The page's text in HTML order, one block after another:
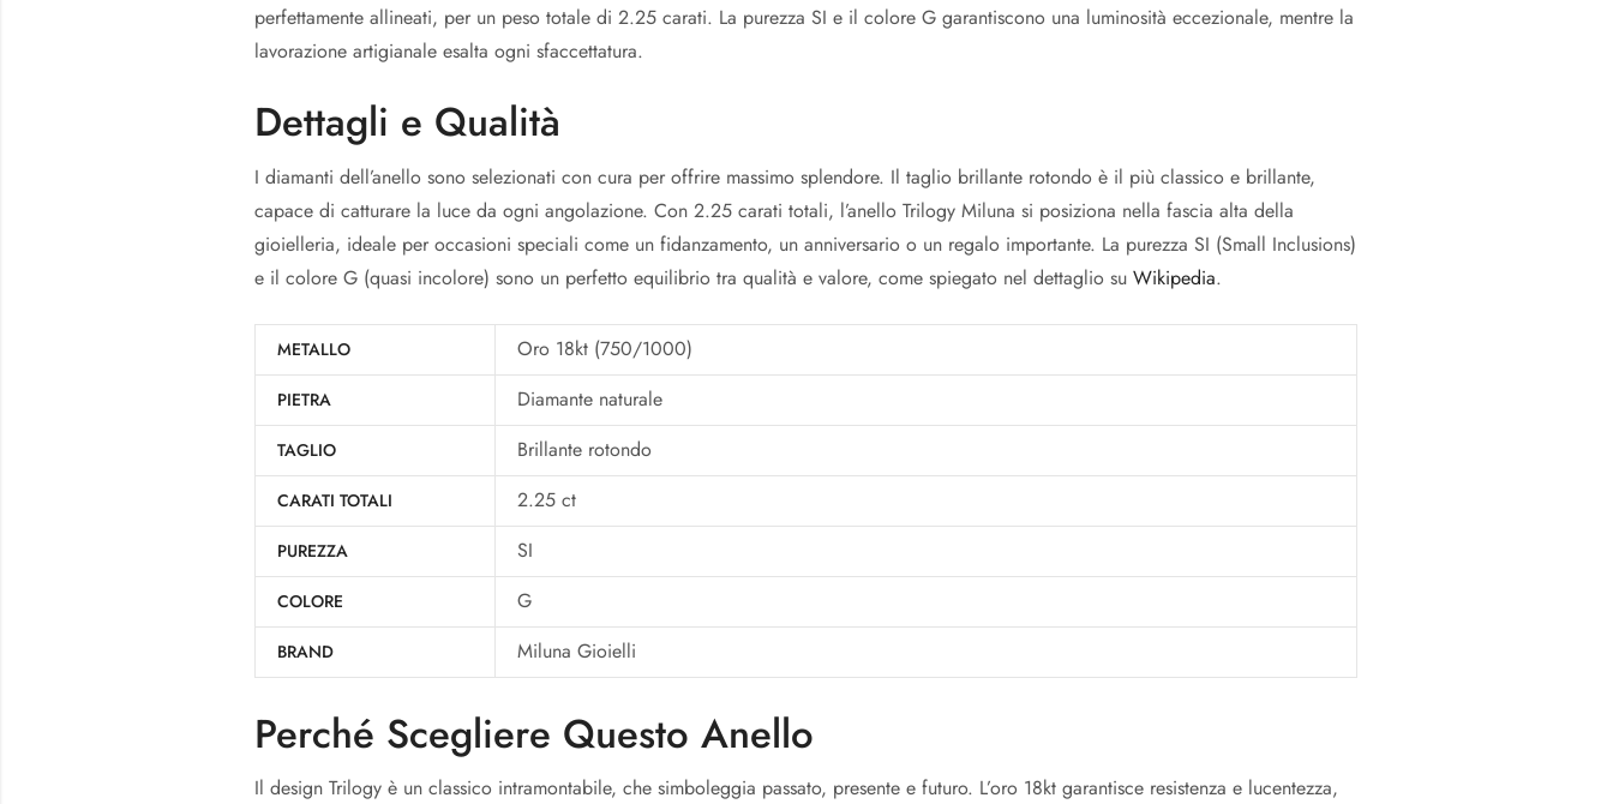
perfettamente allineati, per un peso totale di 2.25 carati. La purezza SI e il colore G garantiscono una luminosità eccezionale, mentre la
lavorazione artigianale esalta ogni sfaccettatura.
Dettagli e Qualità
I diamanti dell’anello sono selezionati con cura per offrire massimo splendore. Il taglio brillante rotondo è il più classico e brillante,
capace di catturare la luce da ogni angolazione. Con 2.25 carati totali, l’anello Trilogy Miluna si posiziona nella fascia alta della
gioielleria, ideale per occasioni speciali come un fidanzamento, un anniversario o un regalo importante. La purezza SI (Small Inclusions)
e il colore G (quasi incolore) sono un perfetto equilibrio tra qualità e valore, come spiegato nel dettaglio suWikipedia.
METALLO Oro 18kt (750/1000)
PIETRA Diamante naturale
TAGLIO Brillante rotondo
CARATI TOTALI 2.25 ct
PUREZZA SI
COLORE G
BRAND Miluna Gioielli
Perché Scegliere Questo Anello
Il design Trilogy è un classico intramontabile, che simboleggia passato, presente e futuro. L’oro 18kt garantisce resistenza e lucentezza,